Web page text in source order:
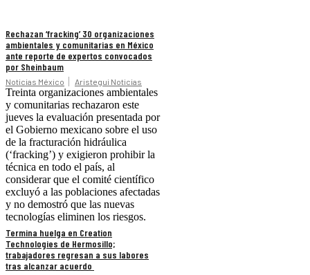
Rechazan ‘fracking’ 30 organizaciones
ambientales y comunitarias en México
ante reporte de expertos convocados
por Sheinbaum
Noticias México Aristegui Noticias
Treinta organizaciones ambientales
y comunitarias rechazaron este
jueves la evaluación presentada por
el Gobierno mexicano sobre el uso
de la fracturación hidráulica
(‘fracking’) y exigieron prohibir la
técnica en todo el país, al
considerar que el comité científico
excluyó a las poblaciones afectadas
y no demostró que las nuevas
tecnologías eliminen los riesgos.
Termina huelga en Creation
Technologies de Hermosillo;
trabajadores regresan a sus labores
tras alcanzar acuerdo